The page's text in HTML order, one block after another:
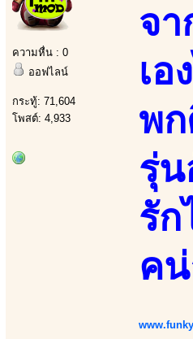
ความหื่น : 0
ออฟไลน์
กระทู้: 71,604
โพสต์: 4,933
จา
เ
พ
รุ่
รั
ค